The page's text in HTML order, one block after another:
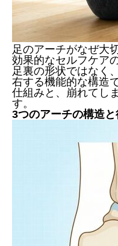
足のアーチがなぜ大
効果的なセルフケア
足裏の形状ではなく
右する機能的な構造
仕組みと、崩れてし
す。
3つのアーチの構造と